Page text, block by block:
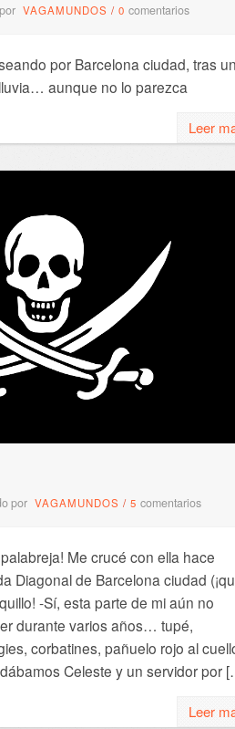
VAGAMUNDOS / 0 comentarios
por Barcelona ciudad, tras
aunque no lo parezca
Leer
por VAGAMUNDOS / 5 comentarios
Me crucé con ella hace
Diagonal de Barcelona ciudad
-Sí, esta parte de mi aún no
durante varios años… tupé,
corbatines, pañuelo rojo al
Celeste y un servidor por
Leer